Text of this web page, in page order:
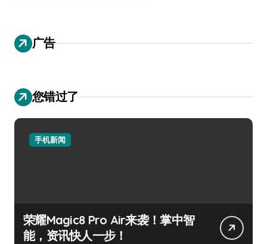
广告
您错过了
手机新闻
荣耀Magic8 Pro Air来袭！掌中智
能，资讯快人一步！